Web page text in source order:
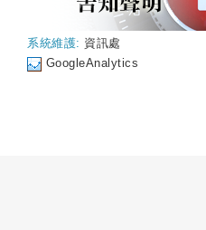
系統維護: 資訊處
GoogleAnalytics